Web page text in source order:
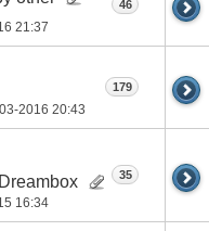
21:37
46
2016 20:43
179
16:34
35